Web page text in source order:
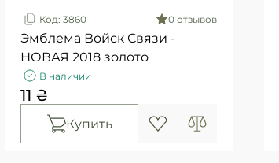
Код: 3860 0 отзывов
Эмблема Войск Связи -
НОВАЯ 2018 золото
В наличии
11 ₴
Купить